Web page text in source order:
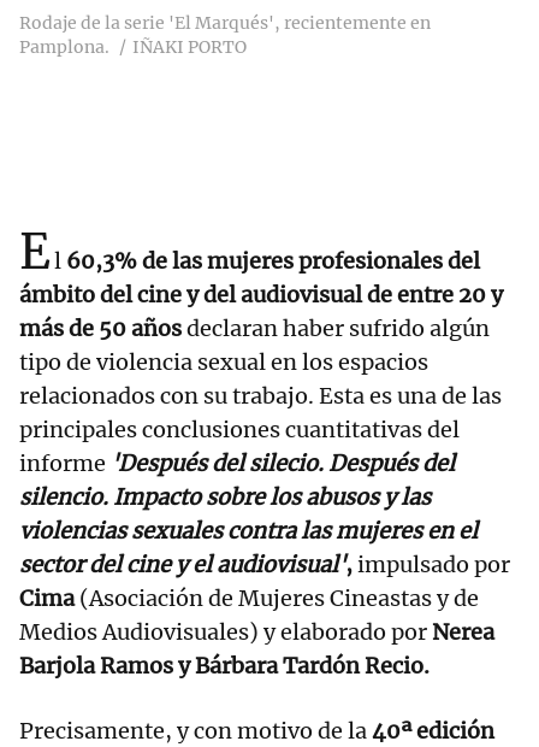
Rodaje de la serie 'El Marqués', recientemente en
Pamplona.
IÑAKI PORTO
El 60,3% de las mujeres profesionales del
ámbito del cine y del audiovisual de entre 20 y
más de 50 añosdeclaran haber sufrido algún
tipo de violencia sexual en los espacios
relacionados con su trabajo. Esta es una de las
principales conclusiones cuantitativas del
informe 'Después del silecio. Después del
silencio. Impacto sobre los abusos y las
violencias sexuales contra las mujeres en el
sector del cine y el audiovisual',impulsado por
Cima(Asociación de Mujeres Cineastas y de
Medios Audiovisuales) y elaborado por Nerea
Barjola Ramos y Bárbara Tardón Recio.
Precisamente, y con motivo de la40ª edición